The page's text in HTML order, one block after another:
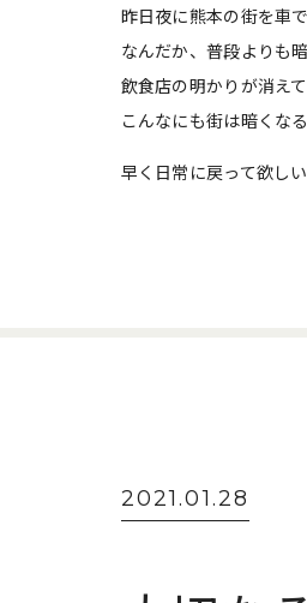
昨日夜に熊本の街を車
なんだか、普段よりも
飲食店の明かりが消えて
こんなにも街は暗くな
早く日常に戻って欲し
2021.01.28